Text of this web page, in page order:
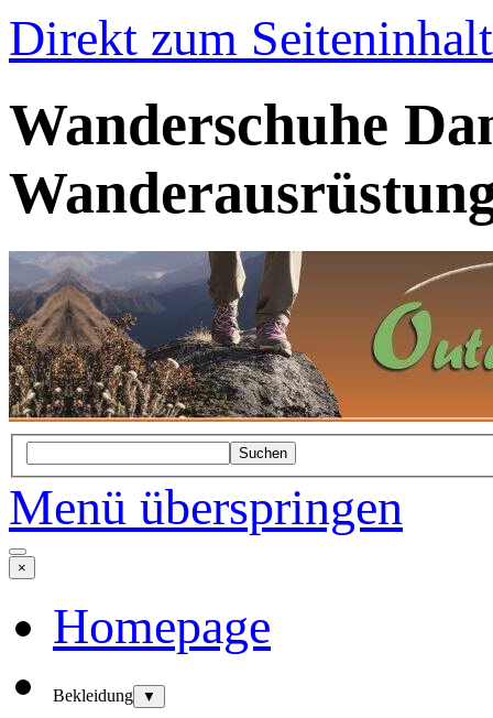
Direkt zum Seiteninhalt
Wanderschuhe
Suchen
Menü überspringen
×
Homepage
Bekleidung ▼